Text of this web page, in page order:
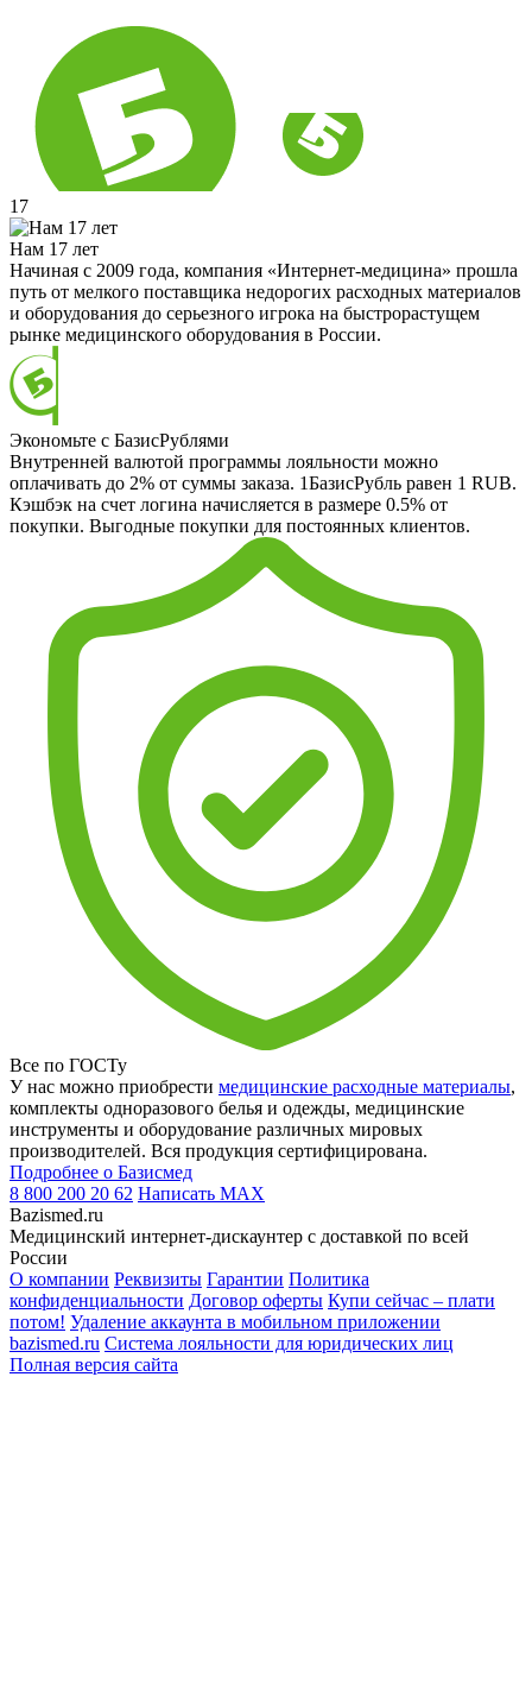
17
Нам 17 лет
Начиная с 2009 года, компания «Интернет-медицина» прошла
путь от мелкого поставщика недорогих расходных материалов
и оборудования до серьезного игрока на быстрорастущем
рынке медицинского оборудования в России.
Экономьте с БазисРублями
Внутренней валютой программы лояльности можно
оплачивать до 2% от суммы заказа. 1БазисРубль равен 1 RUB.
Кэшбэк на счет логина начисляется в размере 0.5% от
покупки. Выгодные покупки для постоянных клиентов.
Все по ГОСТу
У нас можно приобрести медицинские расходные материалы,
комплекты одноразового белья и одежды, медицинские
инструменты и оборудование различных мировых
производителей. Вся продукция сертифицирована.
Подробнее о Базисмед
8 800 200 20 62 Написать MAX
Bazismed.ru
Медицинский интернет-дискаунтер с доставкой по всей
России
О компании Реквизиты Гарантии Политика
конфиденциальности Договор оферты Купи сейчас – плати
потом! Удаление аккаунта в мобильном приложении
bazismed.ru Система лояльности для юридических лиц
Полная версия сайта